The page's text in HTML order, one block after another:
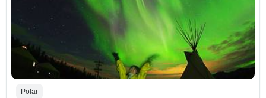
Polar